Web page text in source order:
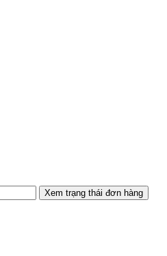
Xem trạng thái đơn hàng